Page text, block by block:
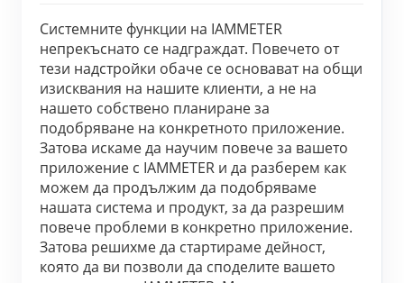
Виртуален измервателен уред
Система за енергийно прогнозиране и симулация
Приложения
Енергиен монитор на слънчева фотоволтаична
система
Монитор за потребление на електроенергия
Система за управление на фотоволтаични
нагреватели
Магазин
Ресурси
Бърз старт на продукта
Документ
Обучително видео
Общност
Разработчик
Системните функции на IAMMETER
непрекъснато се надграждат. Повечето от
тези надстройки обаче се основават на общи
изисквания на нашите клиенти, а не на
нашето собствено планиране за
подобряване на конкретното приложение.
Затова искаме да научим повече за вашето
приложение с IAMMETER и да разберем как
можем да продължим да подобряваме
нашата система и продукт, за да разрешим
повече проблеми в конкретно приложение.
Затова решихме да стартираме дейност,
която да ви позволи да споделите вашето